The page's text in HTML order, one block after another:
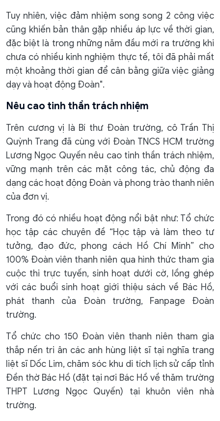
Tuy nhiên, việc đảm nhiệm song song 2 công việc
cũng khiến bản thân gặp nhiều áp lực về thời gian,
đặc biệt là trong những năm đầu mới ra trường khi
chưa có nhiều kinh nghiệm thực tế, tôi đã phải mất
một khoảng thời gian để cân bằng giữa việc giảng
dạy và hoạt động Đoàn".
Nêu cao tinh thần trách nhiệm
Trên cương vị là Bí thư Đoàn trường, cô Trần Thị
Quỳnh Trang đã cùng với Đoàn TNCS HCM trường
Lương Ngọc Quyến nêu cao tinh thần trách nhiệm,
vững mạnh trên các mặt công tác, chủ động đa
dạng các hoạt động Đoàn và phong trào thanh niên
của đơn vị.
Trong đó có nhiều hoạt động nổi bật như: Tổ chức
học tập các chuyên đề “Học tập và làm theo tư
tưởng, đạo đức, phong cách Hồ Chí Minh” cho
100% Đoàn viên thanh niên qua hình thức tham gia
cuộc thi trực tuyến, sinh hoạt dưới cờ, lồng ghép
với các buổi sinh hoạt giới thiệu sách về Bác Hồ,
phát thanh của Đoàn trường, Fanpage Đoàn
trường.
Tổ chức cho 150 Đoàn viên thanh niên tham gia
thắp nến tri ân các anh hùng liệt sĩ tại nghĩa trang
liệt sĩ Dốc Lim, chăm sóc khu di tích lịch sử cấp tỉnh
Đền thờ Bác Hồ (đặt tại nơi Bác Hồ về thăm trường
THPT Lương Ngọc Quyến) tại khuôn viên nhà
trường.